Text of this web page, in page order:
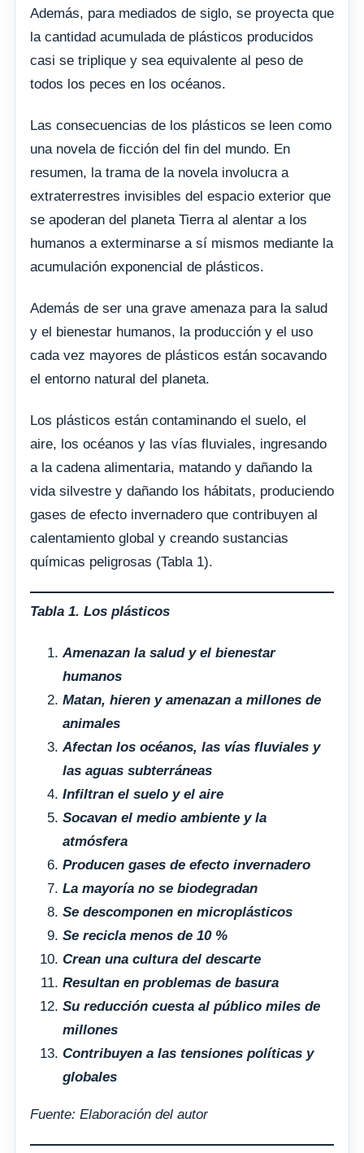
Además, para mediados de siglo, se proyecta que
la cantidad acumulada de plásticos producidos
casi se triplique y sea equivalente al peso de
todos los peces en los océanos.
Las consecuencias de los plásticos se leen como
una novela de ficción del fin del mundo. En
resumen, la trama de la novela involucra a
extraterrestres invisibles del espacio exterior que
se apoderan del planeta Tierra al alentar a los
humanos a exterminarse a sí mismos mediante la
acumulación exponencial de plásticos.
Además de ser una grave amenaza para la salud
y el bienestar humanos, la producción y el uso
cada vez mayores de plásticos están socavando
el entorno natural del planeta.
Los plásticos están contaminando el suelo, el
aire, los océanos y las vías fluviales, ingresando
a la cadena alimentaria, matando y dañando la
vida silvestre y dañando los hábitats, produciendo
gases de efecto invernadero que contribuyen al
calentamiento global y creando sustancias
químicas peligrosas (Tabla 1).
Tabla 1. Los plásticos
Amenazan la salud y el bienestar
humanos
Matan, hieren y amenazan a millones de
animales
Afectan los océanos, las vías fluviales y
las aguas subterráneas
Infiltran el suelo y el aire
Socavan el medio ambiente y la
atmósfera
Producen gases de efecto invernadero
La mayoría no se biodegradan
Se descomponen en microplásticos
Se recicla menos de 10 %
Crean una cultura del descarte
Resultan en problemas de basura
Su reducción cuesta al público miles de
millones
Contribuyen a las tensiones políticas y
globales
Fuente: Elaboración del autor